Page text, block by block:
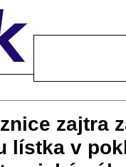
zajtra
lístka v